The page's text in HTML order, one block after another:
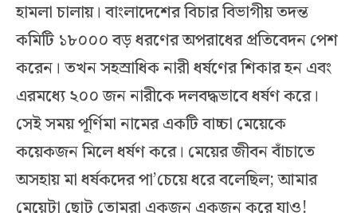
হামলা চালায়। বাংলাদেশের বিচার বিভাগীয় তদন্ত
কমিটি ১৮০০০ বড় ধরণের অপরাধের প্রতিবেদন পেশ
করেন। তখন সহস্রাধিক নারী ধর্ষণের শিকার হন এবং
এরমধ্যে ২০০ জন নারীকে দলবদ্ধভাবে ধর্ষণ করে।
সেই সময় পূর্ণিমা নামের একটি বাচ্চা মেয়েকে
কয়েকজন মিলে ধর্ষণ করে। মেয়ের জীবন বাঁচাতে
অসহায় মা ধর্ষকদের পা’চেয়ে ধরে বলেছিল; আমার